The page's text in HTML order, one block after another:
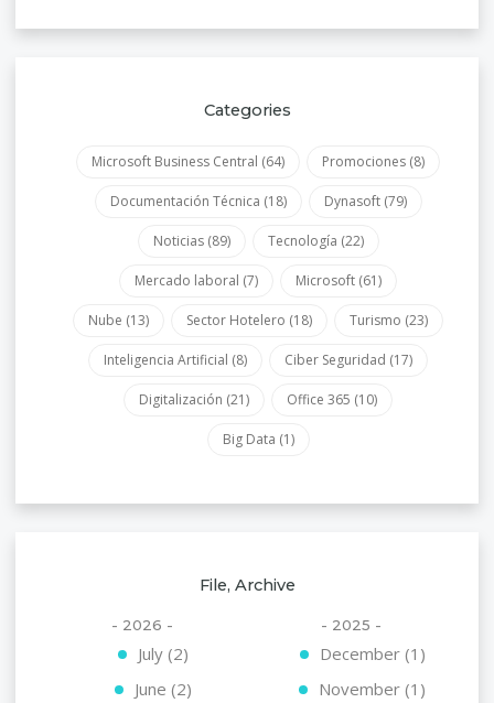
Categories
Microsoft Business Central (64) Promociones (8)
Documentación Técnica (18) Dynasoft (79)
Noticias (89) Tecnología (22)
Mercado laboral (7) Microsoft (61)
Nube (13) Sector Hotelero (18) Turismo (23)
Inteligencia Artificial (8) Ciber Seguridad (17)
Digitalización (21) Office 365 (10)
Big Data (1)
File, Archive
- 2026 -
July (2)
June (2)
- 2025 -
December (1)
November (1)